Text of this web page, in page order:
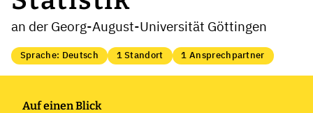
an der Georg-August-Universität Göttingen
Sprache: Deutsch 1 Standort 1 Ansprechpartner
Auf einen Blick